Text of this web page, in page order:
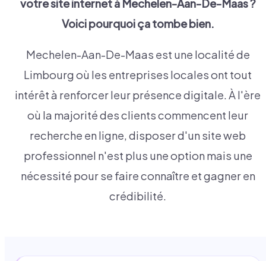
votre site internet à Mechelen-Aan-De-Maas?
Voici pourquoi ça tombe bien.
Mechelen-Aan-De-Maas est une localité de
Limbourg où les entreprises locales ont tout
intérêt à renforcer leur présence digitale. À l'ère
où la majorité des clients commencent leur
recherche en ligne, disposer d'un site web
professionnel n'est plus une option mais une
nécessité pour se faire connaître et gagner en
crédibilité.